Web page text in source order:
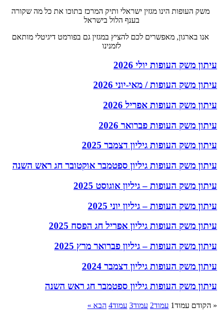
משק העופות הינו מגזין ישראלי ותיק המרכז בתוכו את כל מה שקורה
בענף הלול בישראל
אנו בארגון, מאפשרים לכם להציץ במגזין גם בפורמט דיגיטלי מותאם
לזמנינו
עיתון משק העופות יולי 2026
עיתון משק העופות / מאי-יוני 2026
עיתון משק העופות אפריל 2026
עיתון משק העופות פברואר 2026
עיתון משק העופות גיליון דצמבר 2025
עיתון משק העופות גיליון ספטמבר אוקטובר חג ראש השנה
עיתון משק העופות – גיליון אוגוסט 2025
עיתון משק העופות – גיליון יוני 2025
עיתון משק העופות גיליון אפריל חג הפסח 2025
עיתון משק העופות – גיליון פברואר מרץ 2025
עיתון משק העופות גיליון דצמבר 2024
עיתון משק העופות גיליון ספטמבר חג ראש השנה
« הקודם עמוד1 עמוד2 עמוד3 עמוד4 הבא »